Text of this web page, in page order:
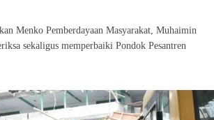
Menko Pemberdayaan Masyarakat, Muhaimin
sekaligus memperbaiki Pondok Pesantren